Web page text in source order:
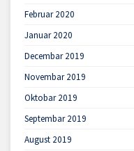
Februar 2020
Januar 2020
Decembar 2019
Novembar 2019
Oktobar 2019
Septembar 2019
August 2019